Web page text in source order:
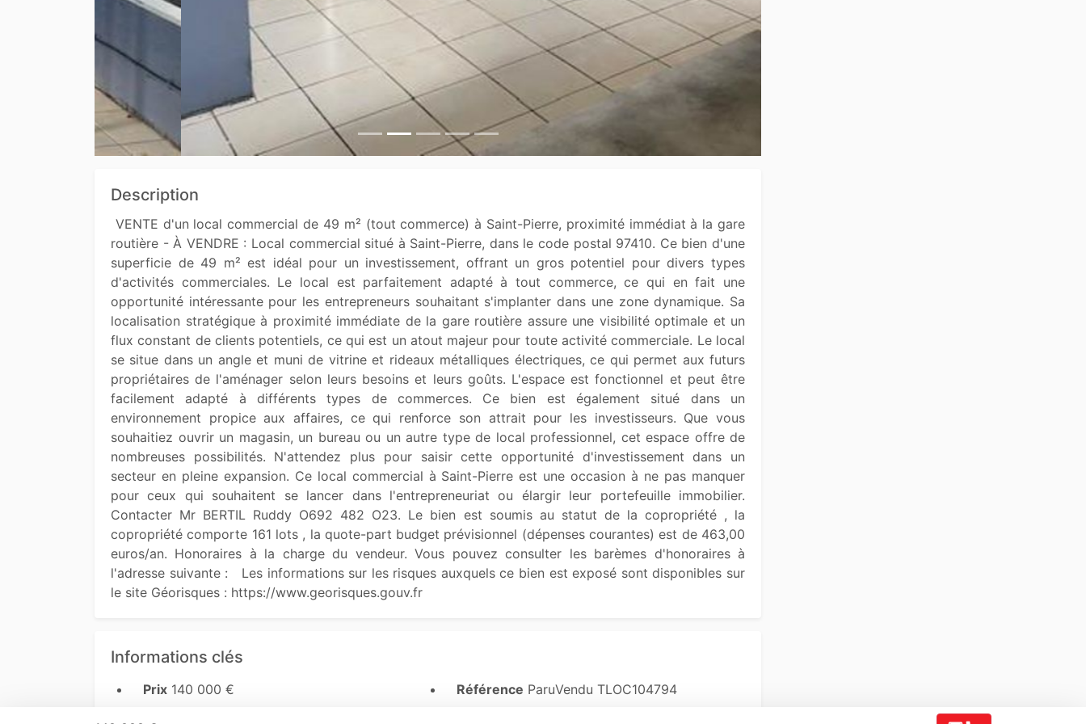
Description
routière - À VENDRE : Local commercial situé à Saint-Pierre, dans le code postal 97410. Ce bien d'une
superficie de 49 m² est idéal pour un investissement, offrant un gros potentiel pour divers types
d'activités commerciales. Le local est parfaitement adapté à tout commerce, ce qui en fait une
opportunité intéressante pour les entrepreneurs souhaitant s'implanter dans une zone dynamique. Sa
localisation stratégique à proximité immédiate de la gare routière assure une visibilité optimale et un
flux constant de clients potentiels, ce qui est un atout majeur pour toute activité commerciale. Le local
se situe dans un angle et muni de vitrine et rideaux métalliques électriques, ce qui permet aux futurs
propriétaires de l'aménager selon leurs besoins et leurs goûts. L'espace est fonctionnel et peut être
facilement adapté à différents types de commerces. Ce bien est également situé dans un
environnement propice aux affaires, ce qui renforce son attrait pour les investisseurs. Que vous
souhaitiez ouvrir un magasin, un bureau ou un autre type de local professionnel, cet espace offre de
nombreuses possibilités. N'attendez plus pour saisir cette opportunité d'investissement dans un
secteur en pleine expansion. Ce local commercial à Saint-Pierre est une occasion à ne pas manquer
pour ceux qui souhaitent se lancer dans l'entrepreneuriat ou élargir leur portefeuille immobilier.
Contacter Mr BERTIL Ruddy O692 482 O23. Le bien est soumis au statut de la copropriété , la
copropriété comporte 161 lots , la quote-part budget prévisionnel (dépenses courantes) est de 463,00
euros/an. Honoraires à la charge du vendeur. Vous pouvez consulter les barèmes d'honoraires à
l'adresse suivante :   Les informations sur les risques auxquels ce bien est exposé sont disponibles sur
le site Géorisques : https://www.georisques.gouv.fr
Informations clés
Prix 140 000 € Référence ParuVendu TLOC104794